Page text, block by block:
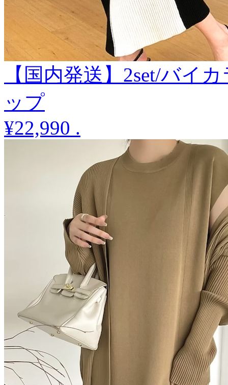
【国内発送】2set/バイ
ップ
¥22,990 .